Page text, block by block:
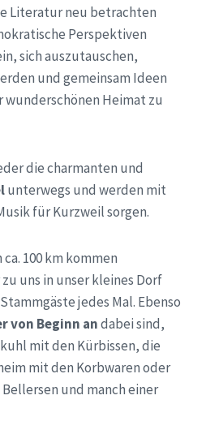
Literatur neu betrachten
Perspektiven
sich auszutauschen,
und gemeinsam Ideen
Heimat zu
die charmanten und
unterwegs und werden mit
für Kurzweil sorgen.
100 km kommen
uns in unser kleines Dorf
jedes Mal. Ebenso
von Beginn andabei sind,
mit den Kürbissen, die
mit den Korbwaren oder
und manch einer